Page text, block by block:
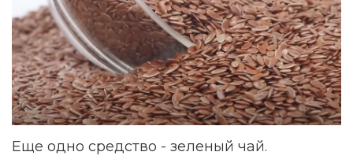
Еще одно средство - зеленый чай.